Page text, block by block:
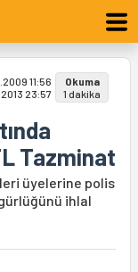
11:56
23:57
Okuma
1 dakika
Tazminat
üyelerine polis
ihlal